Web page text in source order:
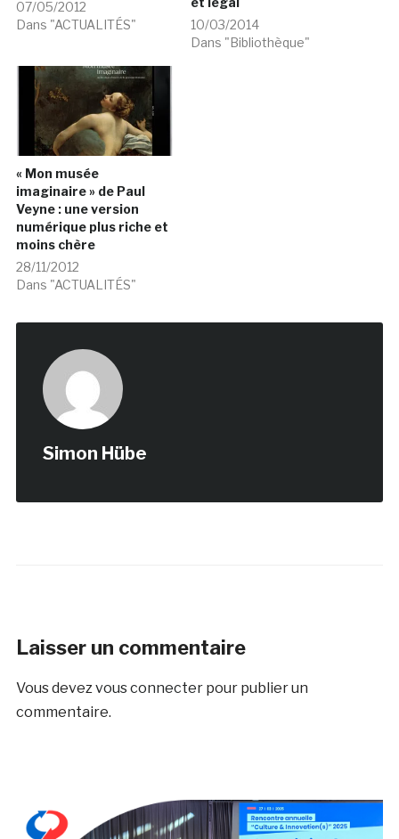
07/05/2012
Dans "ACTUALITÉS"
10/03/2014
Dans "Bibliothèque"
« Mon musée
imaginaire » de Paul
Veyne : une version
numérique plus riche et
moins chère
28/11/2012
Dans "ACTUALITÉS"
Simon Hübe
Laisser un commentaire
Vous devezvous connecterpour publier un
commentaire.